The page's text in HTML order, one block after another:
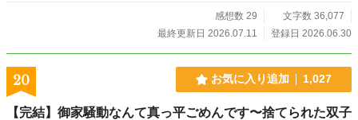
感想数 29
文字数 36,077
最終更新日 2026.07.11
登録日 2026.06.30
20 お気に入り追加 1,027
【完結】御家騒動なんて真っ平ごめんです〜捨てられた双子